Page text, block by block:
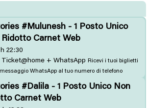
#Mulunesh - 1 Posto Unico
Carnet Web
22:30
+ WhatsApp Ricevi i tuoi biglietti
WhatsApp al tuo numero di telefono
#Dalila - 1 Posto Unico Non
Carnet Web